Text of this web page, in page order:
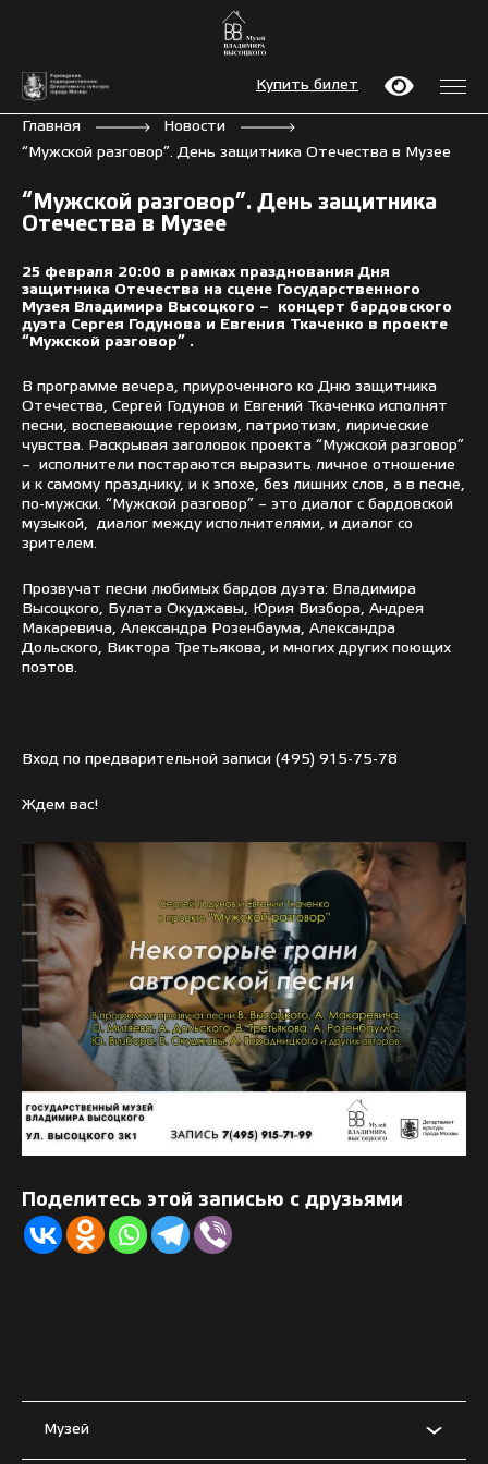
Купить билет
Главная
Новости
“Мужской разговор”. День защитника Отечества в Музее
“Мужской разговор”. День защитника
Отечества в Музее
25 февраля 20:00 в рамках празднования Дня
защитника Отечества на сцене Государственного
Музея Владимира Высоцкого – концерт бардовского
дуэта Сергея Годунова и Евгения Ткаченко в проекте
“Мужской разговор” .
В программе вечера, приуроченного ко Дню защитника
Отечества, Сергей Годунов и Евгений Ткаченко исполнят
песни, воспевающие героизм, патриотизм, лирические
чувства. Раскрывая заголовок проекта “Мужской разговор”
– исполнители постараются выразить личное отношение
и к самому празднику, и к эпохе, без лишних слов, а в песне,
по-мужски. “Мужской разговор” – это диалог с бардовской
музыкой, диалог между исполнителями, и диалог со
зрителем.
Прозвучат песни любимых бардов дуэта: Владимира
Высоцкого, Булата Окуджавы, Юрия Визбора, Андрея
Макаревича, Александра Розенбаума, Александра
Дольского, Виктора Третьякова, и многих других поющих
поэтов.
Вход по предварительной записи (495) 915-75-78
Ждем вас!
Поделитесь этой записью с друзьями
Музей